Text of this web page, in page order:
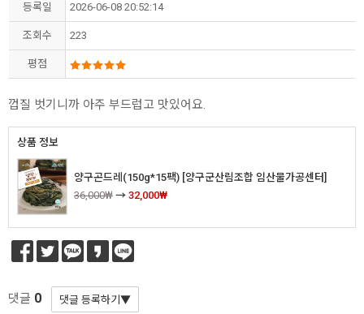
등록일 2026-06-08 20:52:14
조회수 223
평점
껍질 벗기니까 아주 부드럽고 맛있어요.
상품 정보
양구곤드레(150g*15팩) [양구군산림조합 임산물가공센터]
36,000₩ → 32,000₩
댓글 0